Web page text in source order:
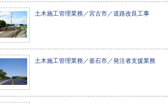
土木施工管理業務／宮古市／道路改良工事
土木施工管理業務／釜石市／発注者支援業務